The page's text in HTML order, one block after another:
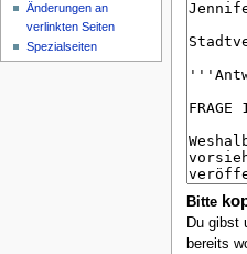
Bitte
Du gibst
bereits
Änderungen an
verlinkten Seiten
Spezialseiten